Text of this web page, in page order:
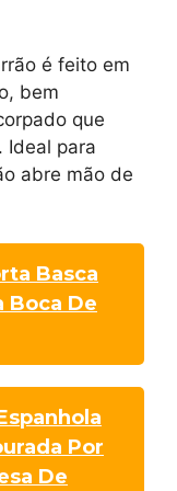
é feito em
bem
que
Ideal para
abre mão de
Basca
Boca De
Por
De